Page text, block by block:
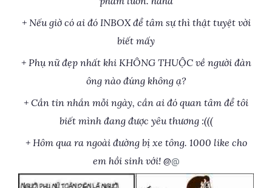
+ Nếu giờ có ai đó INBOX để tâm sự thì thật tuyệt vời
biết mấy
+ Phụ nữ đẹp nhất khi KHÔNG THUỘC về người đàn
ông nào đúng không ạ?
+ Cần tin nhắn mỗi ngày, cần ai đó quan tâm để tôi
biết mình đang được yêu thương :(((
+ Hôm qua ra ngoài đường bị xe tông. 1000 like cho
em hồi sinh với! @@